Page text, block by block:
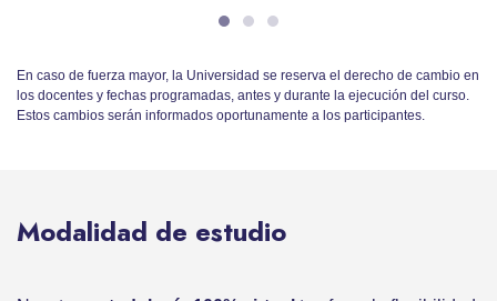
En caso de fuerza mayor, la Universidad se reserva el derecho de cambio en
los docentes y fechas programadas, antes y durante la ejecución del curso.
Estos cambios serán informados oportunamente a los participantes.
Modalidad de estudio